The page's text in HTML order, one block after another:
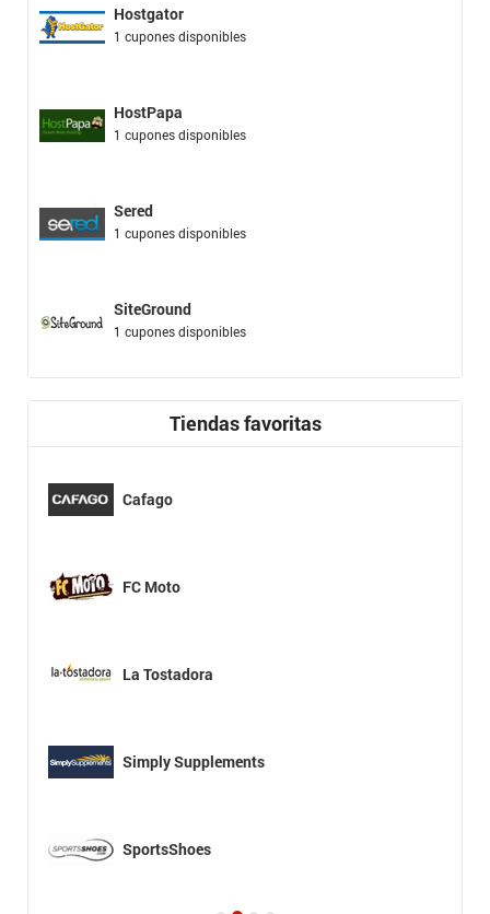
Hostgator
1 cupones disponibles
HostPapa
1 cupones disponibles
Sered
1 cupones disponibles
SiteGround
1 cupones disponibles
Tiendas favoritas
Cafago
FC Moto
La Tostadora
Simply Supplements
SportsShoes